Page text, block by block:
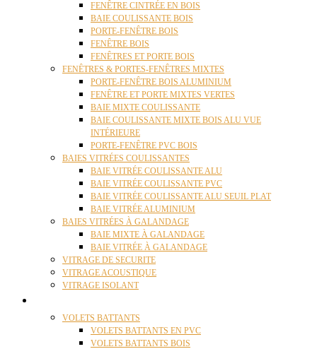
FENÊTRE CINTRÉE EN BOIS
BAIE COULISSANTE BOIS
PORTE-FENÊTRE BOIS
FENÊTRE BOIS
FENÊTRES ET PORTE BOIS
FENÊTRES & PORTES-FENÊTRES MIXTES
PORTE-FENÊTRE BOIS ALUMINIUM
FENÊTRE ET PORTE MIXTES VERTES
BAIE MIXTE COULISSANTE
BAIE COULISSANTE MIXTE BOIS ALU VUE
INTÉRIEURE
PORTE-FENÊTRE PVC BOIS
BAIES VITRÉES COULISSANTES
BAIE VITRÉE COULISSANTE ALU
BAIE VITRÉE COULISSANTE PVC
BAIE VITRÉE COULISSANTE ALU SEUIL PLAT
BAIE VITRÉE ALUMINIUM
BAIES VITRÉES À GALANDAGE
BAIE MIXTE À GALANDAGE
BAIE VITRÉE À GALANDAGE
VITRAGE DE SECURITE
VITRAGE ACOUSTIQUE
VITRAGE ISOLANT
VOLETS BATTANTS
VOLETS BATTANTS EN PVC
VOLETS BATTANTS BOIS